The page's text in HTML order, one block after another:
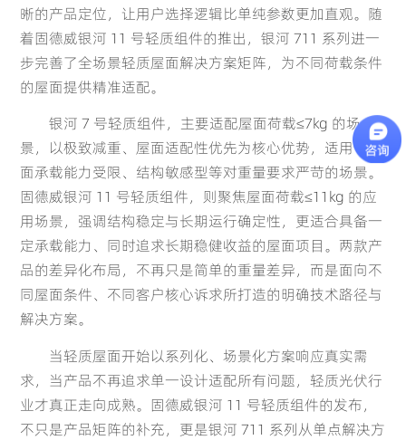
Deutsch
Germany
Français
French
Español
(Latam)
Português
晰的产品定位，让用户选择逻辑比单纯参数更加直观。随
着固德威银河 11 号轻质组件的推出，银河 711 系列进一
步完善了全场景轻质屋面解决方案矩阵，为不同荷载条件
的屋面提供精准适配。
银河 7 号轻质组件，主要适配屋面荷载≤7kg 的场
景，以极致减重、屋面适配性优先为核心优势，适用于屋
面承载能力受限、结构敏感型等对重量要求严苛的场景。
固德威银河 11 号轻质组件，则聚焦屋面荷载≤11kg 的应
用场景，强调结构稳定与长期运行确定性，更适合具备一
定承载能力、同时追求长期稳健收益的屋面项目。两款产
品的差异化布局，不再只是简单的重量差异，而是面向不
同屋面条件、不同客户核心诉求所打造的明确技术路径与
解决方案。
当轻质屋面开始以系列化、场景化方案响应真实需
求，当产品不再追求单一设计适配所有问题，轻质光伏行
业才真正走向成熟。固德威银河 11 号轻质组件的发布，
不只是产品矩阵的补充，更是银河 711 系列从单点解决方